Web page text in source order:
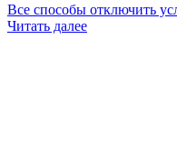
Все способы отключить
Читать далее